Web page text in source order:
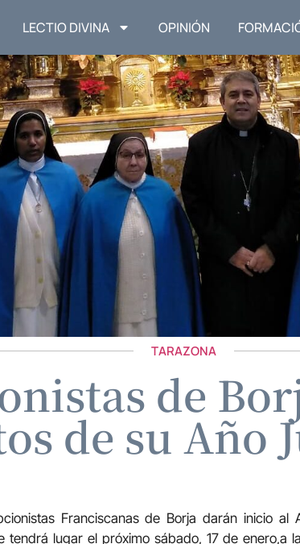
LECTIO DIVINA OPINIÓN
TARAZONA
de
de su Año
Franciscanas de Borja darán inicio al
tendrá lugar el próximo sábado, 17 de enero,a